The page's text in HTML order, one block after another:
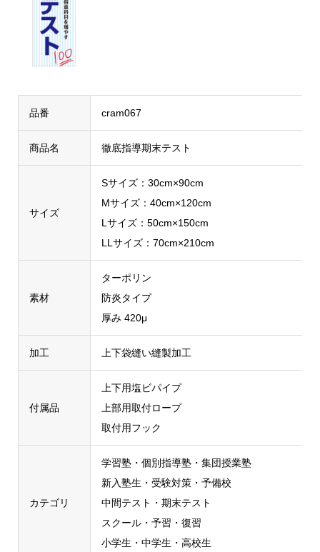
品番 cram067
商品名 徹底指導期末テスト
サイズ
Sサイズ：30cm×90cm
Mサイズ：40cm×120cm
Lサイズ：50cm×150cm
LLサイズ：70cm×210cm
素材
ターポリン
防炎タイプ
厚み 420μ
加工 上下袋縫い縫製加工
付属品
上下用塩ビパイプ
上部用取付ロープ
取付用フック
カテゴリ
学習塾・個別指導塾・集団授業塾
新入塾生・受験対策・予備校
中間テスト・期末テスト
スクール・予習・復習
小学生・中学生・高校生